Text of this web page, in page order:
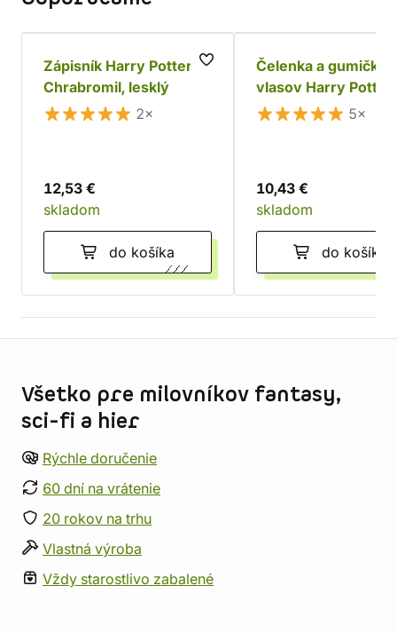
Zápisník Harry Potter -
Chrabromil, lesklý
2×
12,53 €
skladom
do košíka
Čelenka a gumička
vlasov Harry
Chrabromil
5×
10,43 €
skladom
do košíka
Všetko pre milovníkov fantasy,
sci-fi a hier
Rýchle doručenie
60 dní na vrátenie
20 rokov na trhu
Vlastná výroba
Vždy starostlivo zabalené